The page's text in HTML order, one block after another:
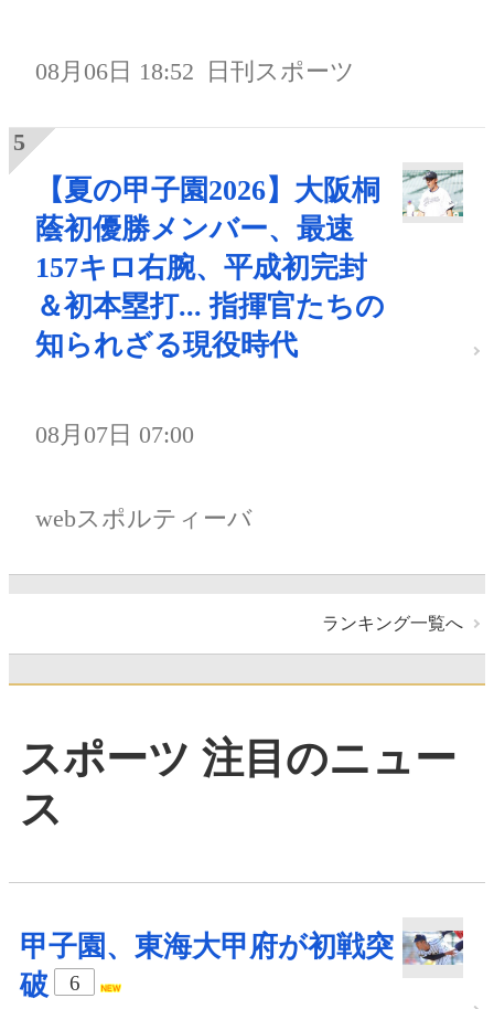
08月06日 18:52 日刊スポーツ
【夏の甲子園2026】大阪桐
蔭初優勝メンバー、最速
157キロ右腕、平成初完封
＆初本塁打... 指揮官たちの
知られざる現役時代
08月07日 07:00
webスポルティーバ
ランキング一覧へ
スポーツ 注目のニュー
ス
甲子園、東海大甲府が初戦突
破
6